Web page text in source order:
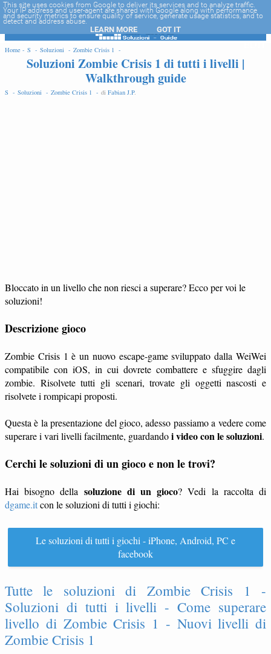
-->
Home - S - Soluzioni - Zombie Crisis 1 -
Soluzioni Zombie Crisis 1 di tutti i livelli |
Walkthrough guide
S - Soluzioni - Zombie Crisis 1 - di Fabian J.P.
Bloccato in un livello che non riesci a superare? Ecco per voi le
soluzioni!
Descrizione gioco
Zombie Crisis 1 è un nuovo escape-game sviluppato dalla WeiWei
compatibile con iOS, in cui dovrete combattere e sfuggire dagli
zombie. Risolvete tutti gli scenari, trovate gli oggetti nascosti e
risolvete i rompicapi proposti.
Questa è la presentazione del gioco, adesso passiamo a vedere come
superare i vari livelli facilmente, guardandoi video con le soluzioni.
Cerchi le soluzioni di un gioco e non le trovi?
Hai bisogno della soluzione di un gioco? Vedi la raccolta di
dgame.itcon le soluzioni di tutti i giochi:
Le soluzioni di tutti i giochi - iPhone, Android, PC e
facebook
Tutte le soluzioni di Zombie Crisis 1 -
Soluzioni di tutti i livelli - Come superare
livello di Zombie Crisis 1 - Nuovi livelli di
Zombie Crisis 1
EDIT
This site uses cookies from Google to deliver its services and to analyze traffic.
Your IP address and user-agent are shared with Google along with performance
and security metrics to ensure quality of service, generate usage statistics, and to
detect and address abuse.
LEARN MORE GOT IT